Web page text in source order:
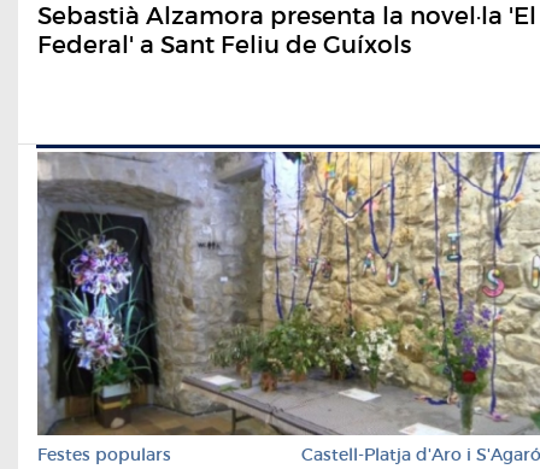
Sebastià Alzamora presenta la novel·la 'El
Federal' a Sant Feliu de Guíxols
Festes populars Castell-Platja d'Aro i S'Agaró